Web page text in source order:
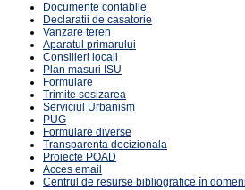
Documente contabile
Declaratii de casatorie
Vanzare teren
Aparatul primarului
Consilieri locali
Plan masuri ISU
Formulare
Trimite sesizarea
Serviciul Urbanism
PUG
Formulare diverse
Transparenta decizionala
Proiecte POAD
Acces email
Centrul de resurse bibliografice în